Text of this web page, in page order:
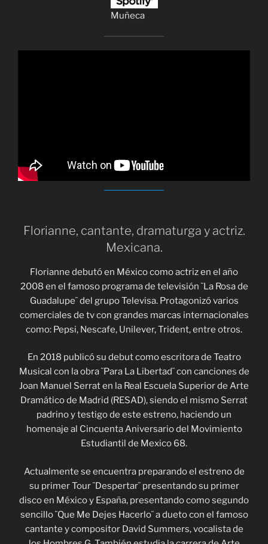
Muñeca
Florianne, cantante, dramaturga y actriz.
Mexicana.
Florianne debutó en México como actriz en el año
2008 en el famoso programa de televisión ¨La Rosa de
Guadalupe¨ del grupo Televisa. Protagonizó varios
comerciales de tv con grandes marcas internacionales
como: Pepsi, Nescafe, Unilever, Trident, entre otros.
En 2018 publicó su debut como escritora de Teatro
Musical con la obra ¨Para La Libertad¨ con canciones de
Joan Manuel Serrat en la Real Escuela Superior de Arte
Dramático de Madrid (RESAD), siendo el mismo Serrat
padrino y testigo de este estreno, haciendo un
homenaje al Cincuenta Aniversario del Movimiento
Estudiantil de Mexico 68.
Actualmente se encuentra preparando el estreno de
su primer Tour ¨Despertar¨ presentando su primer
disco en México y España, presentando como segundo
sencillo ¨Que Me Dejes Hacerlo¨ a dueto con el famoso
cantante y compositor David Summers, vocalista de